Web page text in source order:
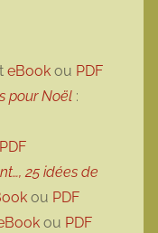
eBook ou PDF
pour Noël :
PDF
25 idées de
ou PDF
ou PDF